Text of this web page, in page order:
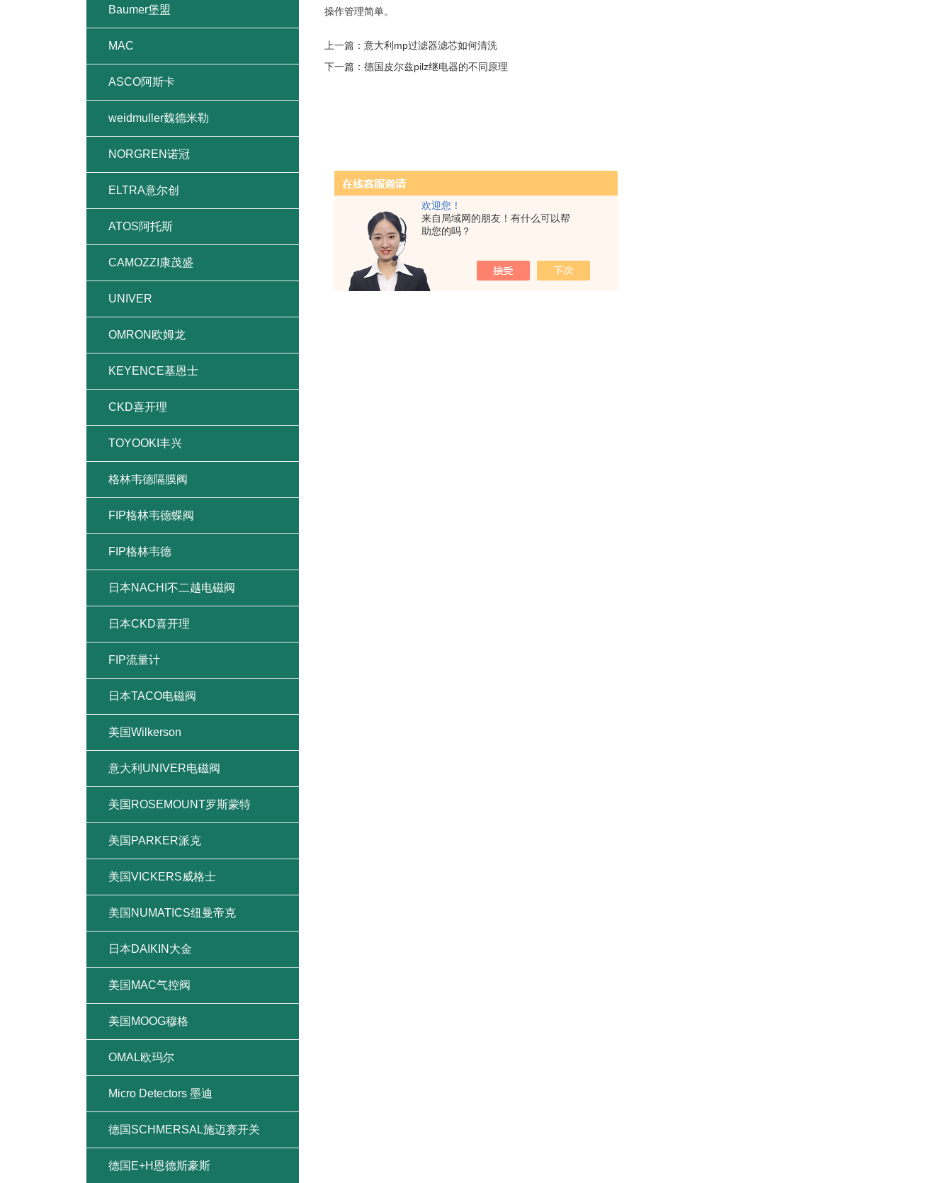
欢迎您！
来自局域网的朋友！有什么可以帮
助您的吗？
操作管理简单。
上一篇： 意大利mp过滤器滤芯如何清洗
下一篇： 德国皮尔兹pilz继电器的不同原理
Baumer堡盟
MAC
ASCO阿斯卡
weidmuller魏德米勒
NORGREN诺冠
ELTRA意尔创
ATOS阿托斯
CAMOZZI康茂盛
UNIVER
OMRON欧姆龙
KEYENCE基恩士
CKD喜开理
TOYOOKI丰兴
格林韦德隔膜阀
FIP格林韦德蝶阀
FIP格林韦德
日本NACHI不二越电磁阀
日本CKD喜开理
FIP流量计
日本TACO电磁阀
美国Wilkerson
意大利UNIVER电磁阀
美国ROSEMOUNT罗斯蒙特
美国PARKER派克
美国VICKERS威格士
美国NUMATICS纽曼帝克
日本DAIKIN大金
美国MAC气控阀
美国MOOG穆格
OMAL欧玛尔
Micro Detectors 墨迪
德国SCHMERSAL施迈赛开关
德国E+H恩德斯豪斯